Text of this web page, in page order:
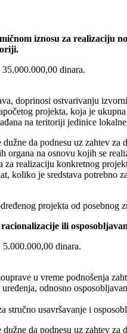
iznosu za
dinara.
doprinosi ostvarivanju
projekta, koja je
na teritoriji jedinice
da podnesu uz zahtev za
organa na osnovu kojih se
za realizaciju konkretnog
koliko je sredstava
projekta od posebnog
ili
dinara.
u vreme podnošenja
odnosno
stručno usavršavanje i
da podnesu uz zahtev za